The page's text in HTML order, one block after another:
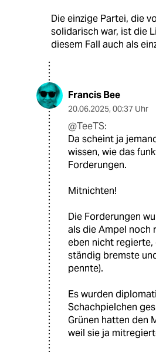
Die einzige Partei, die
solidarisch war, ist die
diesem Fall auch als
Francis Bee
20.06.2025, 00:37 Uhr
@TeeTS:
Da scheint ja
wissen, wie das
Forderungen.
Mitnichten!
Die Forderungen
als die Ampel noch
eben nicht regierte,
ständig bremste
pennte).
Es wurden
Schachpielchen
Grünen hatten den
weil sie ja